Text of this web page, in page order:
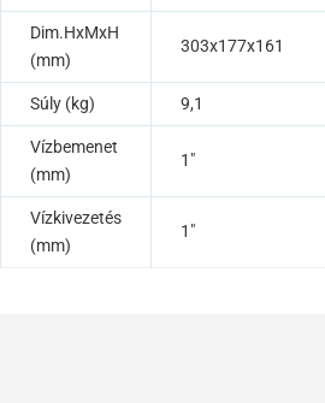
Dim.HxMxH
(mm)
303x177x161
Súly (kg) 9,1
Vízbemenet
(mm)
1″
Vízkivezetés
(mm)
1″